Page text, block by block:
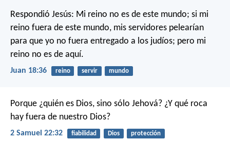
Respondió Jesús: Mi reino no es de este mundo; si mi
reino fuera de este mundo, mis servidores pelearían
para que yo no fuera entregado a los judíos; pero mi
reino no es de aquí.
Juan 18:36 reino servir mundo
Porque ¿quién es Dios, sino sólo Jehová? ¿Y qué roca
hay fuera de nuestro Dios?
2 Samuel 22:32 fiabilidad Dios protección